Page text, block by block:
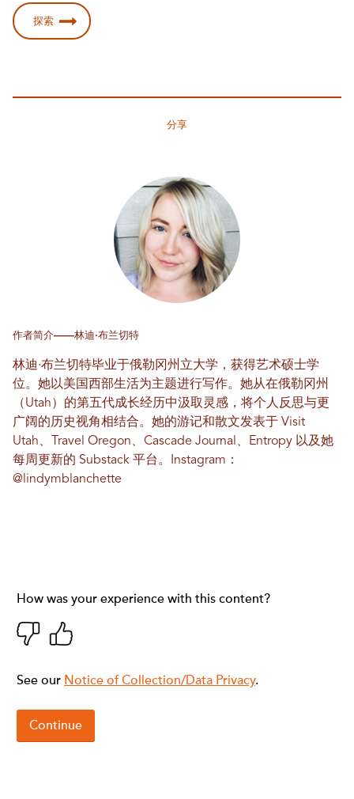
探索
分享
作者简介——林迪·布兰切特
林迪·布兰切特毕业于俄勒冈州立大学，获得艺术硕士学
位。她以美国西部生活为主题进行写作。她从在俄勒冈州
（Utah）的第五代成长经历中汲取灵感，将个人反思与更
广阔的历史视角相结合。她的游记和散文发表于 Visit
Utah、Travel Oregon、Cascade Journal、Entropy 以及她
每周更新的 Substack 平台。Instagram：
@lindymblanchette